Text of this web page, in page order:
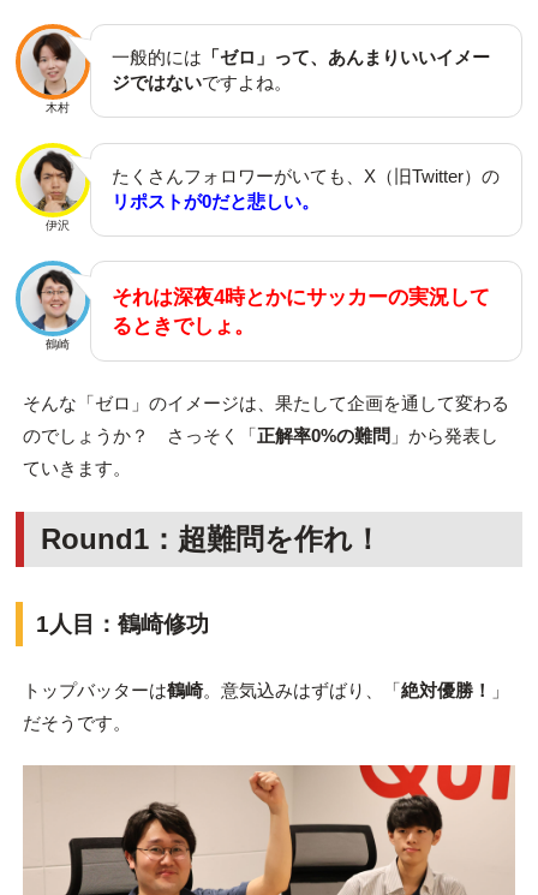
木村
一般的には 「ゼロ」って、あんまりいいイメー
ジではないですよね。
伊沢
たくさんフォロワーがいても、X（旧Twitter）の
リポストが0だと悲しい。
鶴崎
それは深夜4時とかにサッカーの実況して
るときでしょ。
そんな「ゼロ」のイメージは、果たして企画を通して変わる
のでしょうか？ さっそく「正解率0%の難問 」から発表し
ていきます。
Round1：超難問を作れ！
1人目：鶴崎修功
トップバッターは鶴崎。意気込みはずばり、「絶対優勝！
」
だそうです。